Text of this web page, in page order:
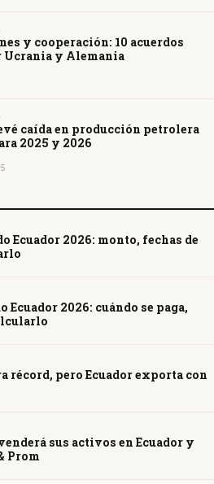
y cooperación: 10 acuerdos
Ucrania y Alemania
caída en producción petrolera
2025 y 2026
Ecuador 2026: monto, fechas de
Ecuador 2026: cuándo se paga,
récord, pero Ecuador exporta con
sus activos en Ecuador y
Prom